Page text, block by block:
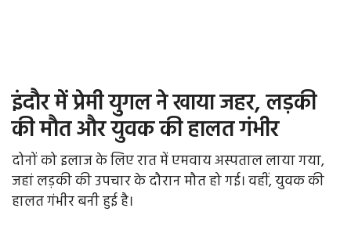
Office Office
Farm & Food
इंदौर में प्रेमी युगल ने खाया जहर, लड़की
की मौत और युवक की हालत गंभीर
दोनों को इलाज के लिए रात में एमवाय अस्पताल लाया गया,
जहां लड़की की उपचार के दौरान मौत हो गई। वहीं, युवक की
हालत गंभीर बनी हुई है।